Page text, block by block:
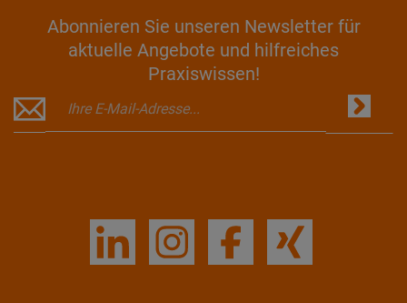
Abonnieren Sie unseren Newsletter für
aktuelle Angebote und hilfreiches
Praxiswissen!